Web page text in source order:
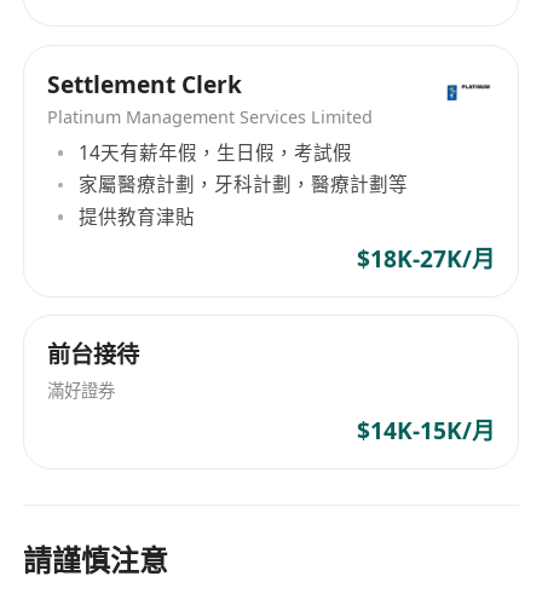
公司醫療福利
持續晉升階梯
自主工作時間
表現優異者可獲邀出席海外旅遊
持續晉升階梯
提供各類型保險，保障、儲蓄、MPF、車保、家居
保等產品
*****聯絡方法***** 招聘熱線/What’s App:
Settlement Clerk
Platinum Management Services Limited
14天有薪年假，生日假，考試假
家屬醫療計劃，牙科計劃，醫療計劃等
提供教育津貼
$18K-27K/月
前台接待
滿好證券
$14K-15K/月
請謹慎注意